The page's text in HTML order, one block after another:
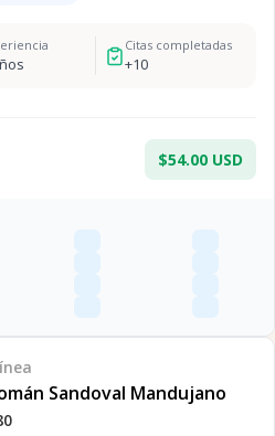
Citas completadas
+10
$54.00 USD
Sandoval Mandujano